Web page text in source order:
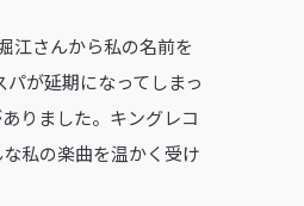
江さんから私の名前を
が延期になってしまっ
りました。キングレコ
私の楽曲を温かく受け